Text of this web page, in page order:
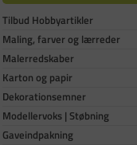
Tilbud Hobbyartikler
Maling, farver og lærreder
Malerredskaber
Karton og papir
Dekorationsemner
Modellervoks | Støbning
Gaveindpakning